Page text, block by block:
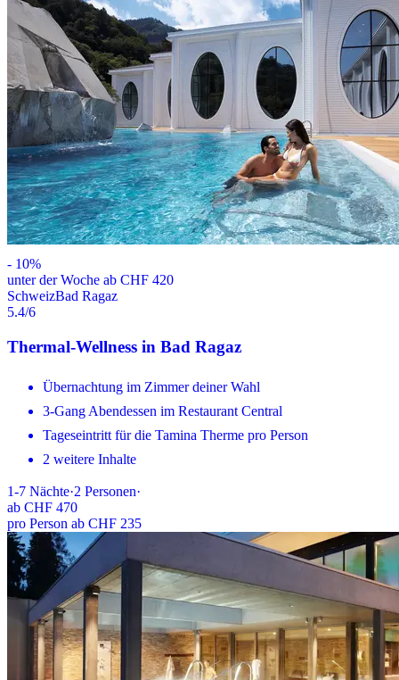
- 10%
unter der Woche ab CHF 420
SchweizBad Ragaz
5.4/6
Thermal-Wellness in Bad Ragaz
Übernachtung im Zimmer deiner Wahl
3-Gang Abendessen im Restaurant Central
Tageseintritt für die Tamina Therme pro Person
2 weitere Inhalte
1-7 Nächte·2 Personen·
ab CHF 470
pro Person ab CHF 235